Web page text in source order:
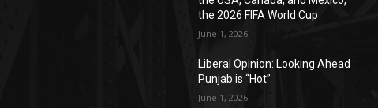
the 2026 FIFA World Cup
June 1, 2026
Liberal Opinion: Looking Ahead :
Punjab is “Hot”
June 1, 2026